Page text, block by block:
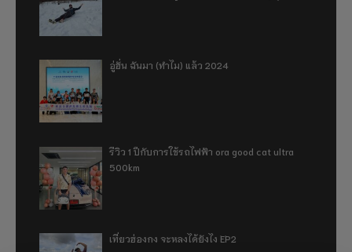
อู่ฮั่น ฉันมา (ทำไม) แล้ว 2024
รีวิว 1 ปีกับการใช้รถไฟฟ้า ora good cat ultra
500km
เที่ยวฮ่องกง จะหลงได้ยังไง EP2